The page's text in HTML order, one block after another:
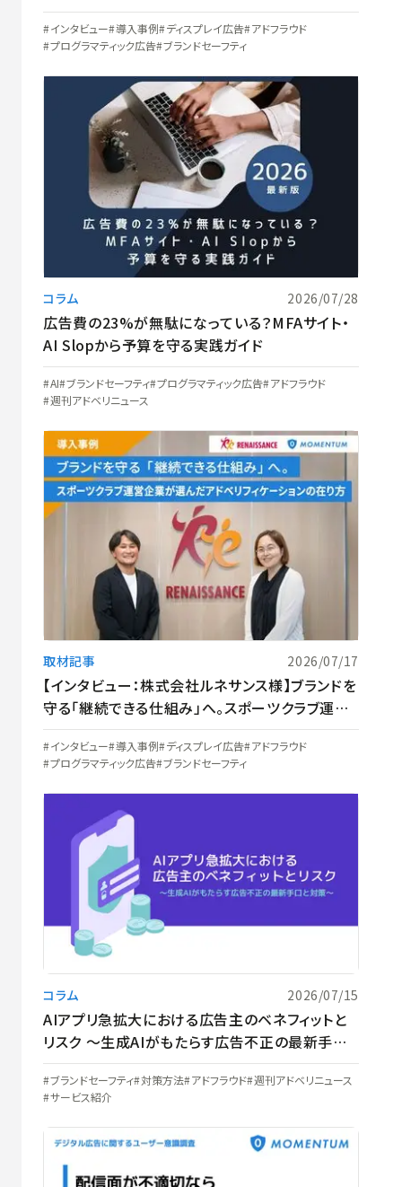
の構築とアドベリフィケーションの現在地
インタビュー 導入事例 ディスプレイ広告 アドフラウド
プログラマティック広告 ブランドセーフティ
コラム 2026/07/28
広告費の23%が無駄になっている？MFAサイト・
AI Slopから予算を守る実践ガイド
AI ブランドセーフティ プログラマティック広告 アドフラウド
週刊アドベリニュース
取材記事 2026/07/17
【インタビュー：株式会社ルネサンス様】ブランドを
守る「継続できる仕組み」へ。スポーツクラブ運営
企業が選んだアドベリフィケーションの在り方
インタビュー 導入事例 ディスプレイ広告 アドフラウド
プログラマティック広告 ブランドセーフティ
コラム 2026/07/15
AIアプリ急拡大における広告主のベネフィットと
リスク 〜生成AIがもたらす広告不正の最新手口
と対策〜
ブランドセーフティ 対策方法 アドフラウド 週刊アドベリニュース
サービス紹介